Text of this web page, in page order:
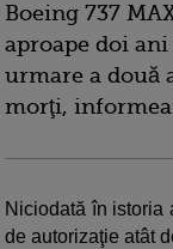
Boeing 737
aproape doi
urmare a două
morţi,
Niciodată în istoria
de autorizaţie atât